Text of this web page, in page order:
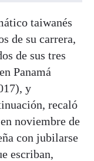
taiwanés
de su carrera,
de sus tres
Panamá
y
recaló
noviembre de
con jubilarse
escriban,